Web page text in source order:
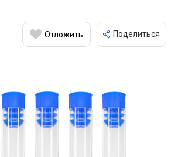
Отложить Поделиться